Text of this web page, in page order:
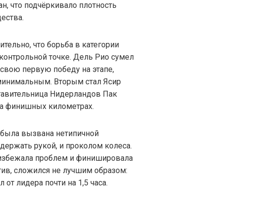
что подчёркивало плотность
что борьба в категории
точке. Дель Рио сумел
первую победу на этапе,
Вторым стал Ясир
Нидерландов Пак
финишных километрах.
вызвана нетипичной
рукой, и проколом колеса.
проблем и финишировала
сложился не лучшим образом:
от лидера почти на 1,5 часа.